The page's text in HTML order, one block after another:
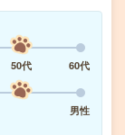
50代
60代
男性